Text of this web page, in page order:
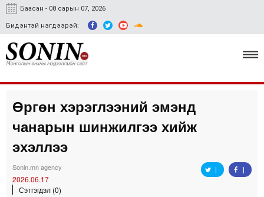
Баасан - 08 сарын 07, 2026
Бидэнтэй нэгдээрэй:
Улс төр, эдийн засаг
Гэмт хэрэг
Өргөн хэрэглээний эмэнд
чанарын шинжилгээ хийж
эхэллээ
Sonin.mn agency
2026.06.17
Сэтгэгдэл (0)